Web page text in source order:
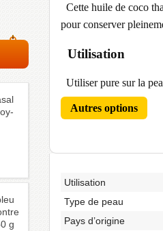
g
Cette huile de coco
pour conserver
Utilisation
Utiliser pure sur la
Autres options
Utilisation
Type de peau
Pays d’origine